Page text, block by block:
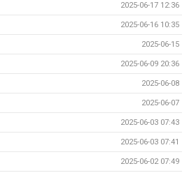
2025-06-17 12:36
2025-06-16 10:35
2025-06-15
2025-06-09 20:36
2025-06-08
2025-06-07
2025-06-03 07:43
2025-06-03 07:41
2025-06-02 07:49